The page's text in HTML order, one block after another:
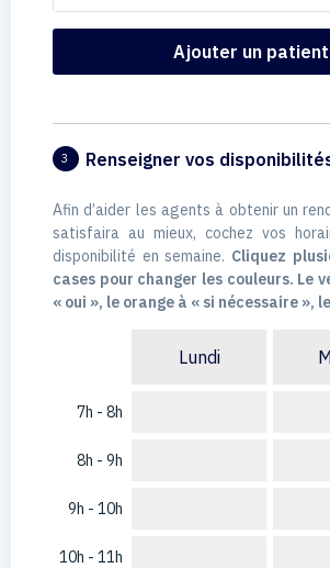
Ajouter un patient
3 Renseigner vos
Afin d’aider les agents à obtenir un
satisfaira au mieux, cochez vos
disponibilité en semaine. Cliquez
cases pour changer les couleurs. Le
« oui », le orange à « si nécessaire »,
7h - 8h
8h - 9h
9h - 10h
10h - 11h
Lundi